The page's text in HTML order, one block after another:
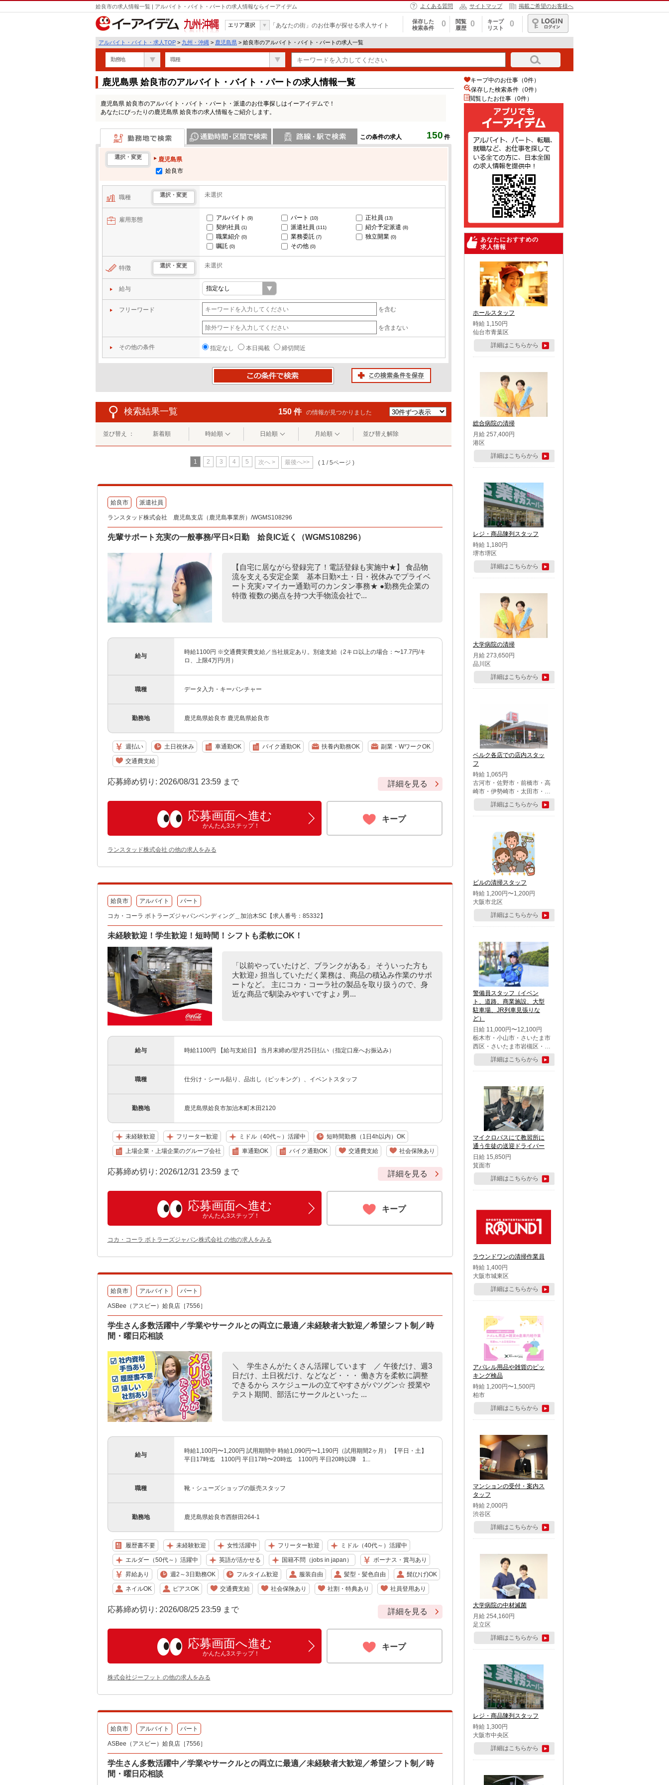
姶良市の求人情報一覧 | アルバイト・バイト・パートの求人情報ならイーアイデム よくある質問 サイトマップ 掲載ご希望のお客様へ
九州・沖縄
エリア選択 「あなたの街」のお仕事が探せる求人サイト
保存した
検索条件
0
閲覧
履歴
0
キープ
リスト
0
ログイン
アルバイト・バイト・求人TOP > 九州・沖縄 > 鹿児島県 > 姶良市のアルバイト・バイト・パートの求人一覧
勤務地 職種
鹿児島県 姶良市のアルバイト・バイト・パートの求人情報一覧
鹿児島県 姶良市のアルバイト・バイト・パート・派遣のお仕事探しはイーアイデムで！
あなたにぴったりの鹿児島県 姶良市の求人情報をご紹介します。
この条件の求人 150 件
勤務地で検索
選択・変更
鹿児島県
姶良市
職種 選択・変更 未選択
雇用形態 アルバイト (9) パート (10) 正社員 (13)
契約社員 (1) 派遣社員 (111) 紹介予定派遣 (8)
職業紹介 (0) 業務委託 (7) 独立開業 (0)
嘱託 (0) その他 (0)
特徴 選択・変更 未選択
給与
フリーワード を含む
を含まない
その他の条件 指定なし 本日掲載 締切間近
検索結果一覧 150 件 の情報が見つかりました
並び替え ： 新着順 時給順 日給順 月給順 並び替え解除
1 2 3 4 5 次へ > 最後へ>> ( 1 / 5ページ )
姶良市 派遣社員
ランスタッド株式会社 鹿児島支店（鹿児島事業所）/WGMS108296
先輩サポート充実の一般事務/平日×日勤 姶良IC近く（WGMS108296）
【自宅に居ながら登録完了！電話登録も実施中★】 食品物
流を支える安定企業 基本日勤×土・日・祝休みでプライベ
ート充実♪マイカー通勤可のカンタン事務★ ●勤務先企業の
特徴 複数の拠点を持つ大手物流会社で...
給与
時給1100円 ※交通費実費支給／当社規定あり。別途支給（2キロ以上の場合：〜17.7円/キ
ロ、上限4万円/月）
職種 データ入力・キーパンチャー
勤務地 鹿児島県姶良市 鹿児島県姶良市
週払い 土日祝休み 車通勤OK バイク通勤OK 扶養内勤務OK 副業・WワークOK
交通費支給
応募締め切り: 2026/08/31 23:59 まで 詳細を見る
応募画面へ進む
かんたん3ステップ！
キープ
ランスタッド株式会社 の他の求人をみる
姶良市 アルバイト パート
コカ・コーラ ボトラーズジャパンベンディング＿加治木SC【求人番号：85332】
未経験歓迎！学生歓迎！短時間！シフトも柔軟にOK！
「以前やっていたけど、ブランクがある」 そういった方も
大歓迎♪ 担当していただく業務は、商品の積込み作業のサポ
ートなど。 主にコカ・コーラ社の製品を取り扱うので、身
近な商品で馴染みやすいですよ♪ 男...
給与 時給1100円 【給与支給日】 当月末締め/翌月25日払い（指定口座へお振込み）
職種 仕分け・シール貼り、品出し（ピッキング）、イベントスタッフ
勤務地 鹿児島県姶良市加治木町木田2120
未経験歓迎 フリーター歓迎 ミドル（40代～）活躍中 短時間勤務（1日4h以内）OK
上場企業・上場企業のグループ会社 車通勤OK バイク通勤OK 交通費支給 社会保険あり
応募締め切り: 2026/12/31 23:59 まで 詳細を見る
応募画面へ進む
かんたん3ステップ！
キープ
コカ・コーラ ボトラーズジャパン株式会社 の他の求人をみる
姶良市 アルバイト パート
ASBee（アスビー）姶良店［7556］
学生さん多数活躍中／学業やサークルとの両立に最適／未経験者大歓迎／希望シフト制／時
間・曜日応相談
＼ 学生さんがたくさん活躍しています ／ 午後だけ、週3
日だけ、土日祝だけ、などなど・・・ 働き方を柔軟に調整
できるから スケジュールの立てやすさがバツグン☆ 授業や
テスト期間、部活にサークルといった ...
給与
時給1,100円〜1,200円 試用期間中 時給1,090円〜1,190円（試用期間2ヶ月） 【平日・土】
平日17時迄 1100円 平日17時〜20時迄 1100円 平日20時以降 1...
職種 靴・シューズショップの販売スタッフ
勤務地 鹿児島県姶良市西餅田264-1
履歴書不要 未経験歓迎 女性活躍中 フリーター歓迎 ミドル（40代～）活躍中
エルダー（50代～）活躍中 英語が活かせる 国籍不問（jobs in japan） ボーナス・賞与あり
昇給あり 週2～3日勤務OK フルタイム歓迎 服装自由 髪型・髪色自由 髭(ひげ)OK
ネイルOK ピアスOK 交通費支給 社会保険あり 社割・特典あり 社員登用あり
応募締め切り: 2026/08/25 23:59 まで 詳細を見る
応募画面へ進む
かんたん3ステップ！
キープ
株式会社ジーフット の他の求人をみる
姶良市 アルバイト パート
ASBee（アスビー）姶良店［7556］
学生さん多数活躍中／学業やサークルとの両立に最適／未経験者大歓迎／希望シフト制／時
間・曜日応相談
キープ中のお仕事（0件）
保存した検索条件（0件）
閲覧したお仕事（0件）
あなたにおすすめの
求人情報
ホールスタッフ
時給 1,150円
仙台市青葉区
詳細はこちらから
総合病院の清掃
月給 257,400円
港区
詳細はこちらから
レジ・商品陳列スタッフ
時給 1,180円
堺市堺区
詳細はこちらから
大学病院の清掃
月給 273,650円
品川区
詳細はこちらから
ベルク各店での店内スタッ
フ
時給 1,065円
古河市・佐野市・前橋市・高
崎市・伊勢崎市・太田市・館
林市・藤岡市・大泉町・さい
たま市北区・川越市・熊谷
市・行田市・秩父市・所沢
市・鶴ケ島市・千葉市中央
区・市川市・松戸市・習志野
市・柏市・流山市・八千代
市・足立区・江戸川区・八王
子市・町田市
詳細はこちらから
ビルの清掃スタッフ
時給 1,200円〜1,200円
大阪市北区
詳細はこちらから
警備員スタッフ（イベン
ト、道路、商業施設、大型
駐車場、JR列車見張りな
ど）
日給 11,000円〜12,100円
栃木市・小山市・さいたま市
西区・さいたま市岩槻区・久
喜市・蓮田市
詳細はこちらから
マイクロバスにて教習所に
通う生徒の送迎ドライバー
日給 15,850円
箕面市
詳細はこちらから
ラウンドワンの清掃作業員
時給 1,400円
大阪市城東区
詳細はこちらから
アパレル用品や雑貨のピッ
キング検品
時給 1,200円〜1,500円
柏市
詳細はこちらから
マンションの受付・案内ス
タッフ
時給 2,000円
渋谷区
詳細はこちらから
大学病院の中材滅菌
月給 254,160円
足立区
詳細はこちらから
レジ・商品陳列スタッフ
時給 1,300円
大阪市中央区
詳細はこちらから